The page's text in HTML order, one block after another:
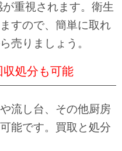
重視されます。衛生
すので、簡単に取れ
売りましょう。
処分も可能
流し台、その他厨房
能です。買取と処分